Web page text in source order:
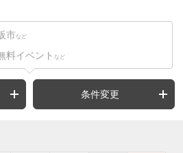
市 など
料イベント など
条件変更